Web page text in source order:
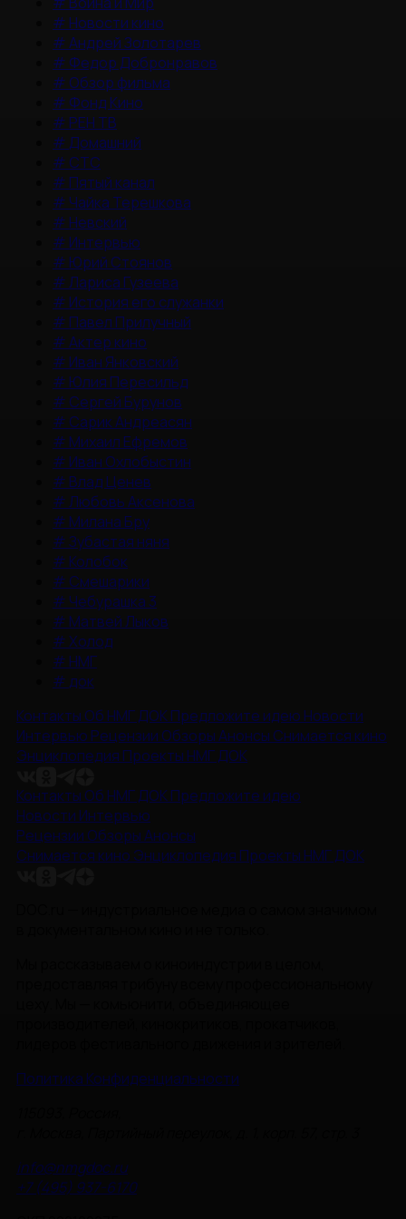
# Новости кино
#Андрей Золотарев
# Федор Добронравов
# Обзор фильма
# Фонд Кино
# РЕН ТВ
# Домашний
# СТС
# Пятый канал
# Чайка Терешкова
# Невский
# Интервью
# Юрий Стоянов
#Лариса Гузеева
# История его служанки
# Павел Прилучный
#Актер кино
# Иван Янковский
# Юлия Пересильд
# Сергей Бурунов
# Сарик Андреасян
# Михаил Ефремов
# Иван Охлобыстин
# Влад Ценев
#Любовь Аксенова
# Милана Бру
#Зубастая няня
# Колобок
# Смешарики
# Чебурашка 3
# Матвей Лыков
#Холод
# НМГ
# док
Контакты Об НМГ ДОКПредложите идею Новости
Интервью Рецензии ОбзорыАнонсы Снимается кино
Энциклопедия Проекты НМГ ДОК
Контакты Об НМГ ДОКПредложите идею
Новости Интервью
Рецензии ОбзорыАнонсы
Снимается кино Энциклопедия Проекты НМГ ДОК
Политика Конфиденциальности
info@nmgdoc.ru
+7 (495) 937-6170